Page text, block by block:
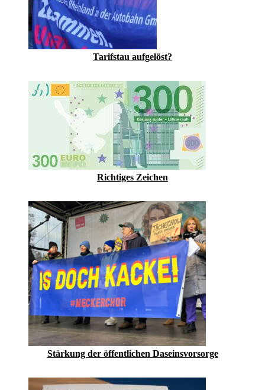
Tarifstau aufgelöst?
Richtiges Zeichen
Stärkung der öffentlichen Daseinsvorsorge